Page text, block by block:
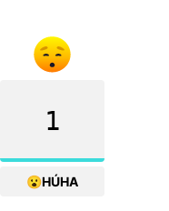
1
😮HÚHA